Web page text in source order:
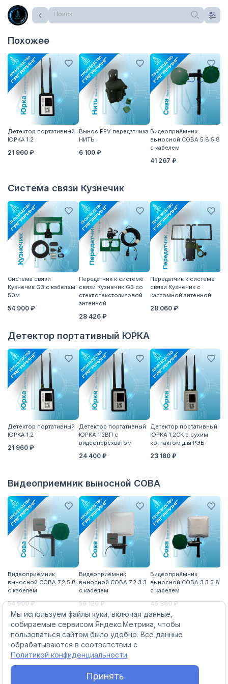
Поиск
Похожее
Детектор портативный
ЮРКА 1.2
21 960 ₽
Вынос FPV передатчика
НИТЬ
6 100 ₽
Видеоприёмник
выносной СОВА 5.8 5.8
с кабелем
41 267 ₽
Система связи Кузнечик
Система связи
Кузнечик G3 с кабелем
50м
54 900 ₽
Передатчик к системе
связи Кузнечик G3 со
стеклотекстолитовой
антенной
28 426 ₽
Передатчик к системе
связи Кузнечик с
кастомной антенной
28 060 ₽
Детектор портативный ЮРКА
Детектор портативный
ЮРКА 1.2
21 960 ₽
Детектор портативный
ЮРКА 1.2ВП с
видеоперехватом
24 400 ₽
Детектор портативный
ЮРКА 1.2СК с сухим
контактом для РЭБ
23 180 ₽
Видеоприемник выносной СОВА
Видеоприёмник
выносной СОВА 7.2 5.8
с кабелем
54 900 ₽
Видеоприёмник
выносной СОВА 7.2 3.3
с кабелем
56 120 ₽
Видеоприёмник
выносной СОВА 3.3 5.8
с кабелем
46 360 ₽
Мы используем файлы куки, включая данные,
собираемые сервисом Яндекс.Метрика, чтобы
пользоваться сайтом было удобно. Все данные
обрабатываются в соответствии с
Политикой конфиденциальности.
Принять